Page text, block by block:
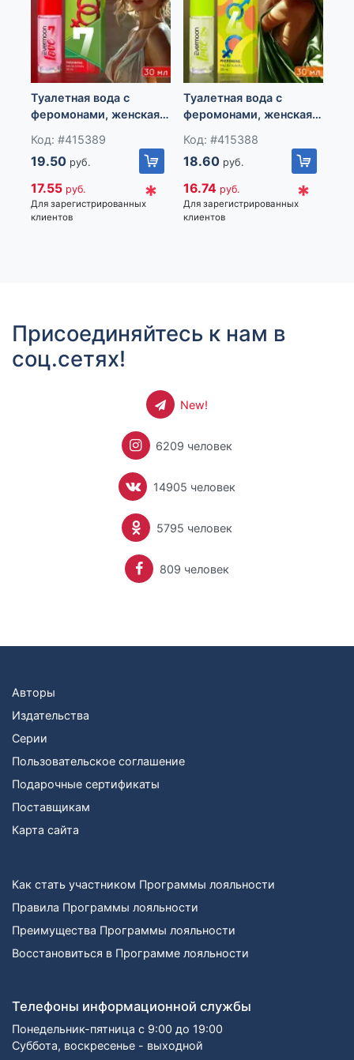
Туалетная вода с
феромонами, женская,
Код: #415389
19.50 руб.
17.55 руб.
Для зарегистрированных
клиентов
*
Туалетная вода с
феромонами, женская,
Код: #415388
18.60 руб.
16.74 руб.
Для зарегистрированных
клиентов
*
Присоединяйтесь к нам в
соц.сетях!
New!
6209 человек
14905 человек
5795 человек
809 человек
Авторы
Издательства
Серии
Пользовательское соглашение
Подарочные сертификаты
Поставщикам
Карта сайта
Как стать участником Программы лояльности
Правила Программы лояльности
Преимущества Программы лояльности
Восстановиться в Программе лояльности
Телефоны информационной службы
Понедельник-пятница с 9:00 до 19:00
Суббота, воскресенье - выходной